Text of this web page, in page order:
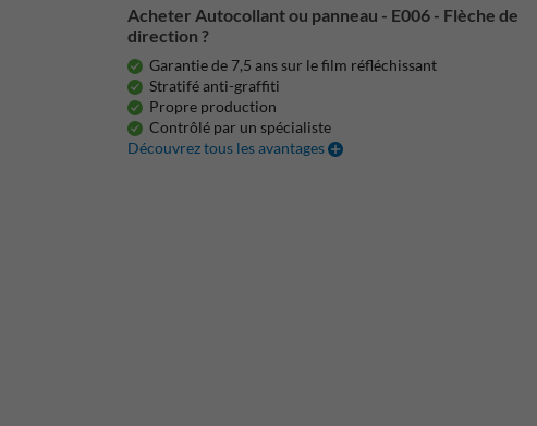
Acheter Autocollant ou panneau - E006 - Flèche de
direction ?
Garantie de 7,5 ans sur le film réfléchissant
Stratifé anti-graffiti
Propre production
Contrôlé par un spécialiste
Découvrez tous les avantages